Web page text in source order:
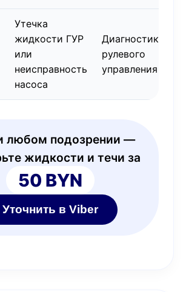
Утечка
жидкости ГУР
или
неисправность
насоса
Диагностика
рулевого
управления
любом подозрении —
жидкости и течи за
50 BYN
Уточнить в Viber